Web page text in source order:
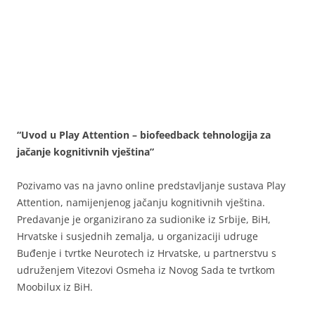
“Uvod u Play Attention – biofeedback tehnologija za
jačanje kognitivnih vještina”
Pozivamo vas na javno online predstavljanje sustava Play
Attention, namijenjenog jačanju kognitivnih vještina.
Predavanje je organizirano za sudionike iz Srbije, BiH,
Hrvatske i susjednih zemalja, u organizaciji udruge
Buđenje i tvrtke Neurotech iz Hrvatske, u partnerstvu s
udruženjem Vitezovi Osmeha iz Novog Sada te tvrtkom
Moobilux iz BiH.